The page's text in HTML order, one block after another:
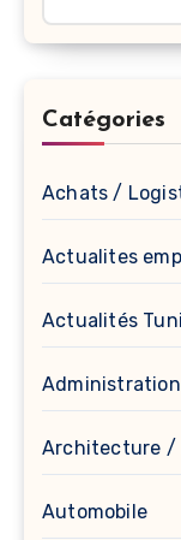
Catégories
Achats /
Actualites
Actualités
Architecture /
Automobile